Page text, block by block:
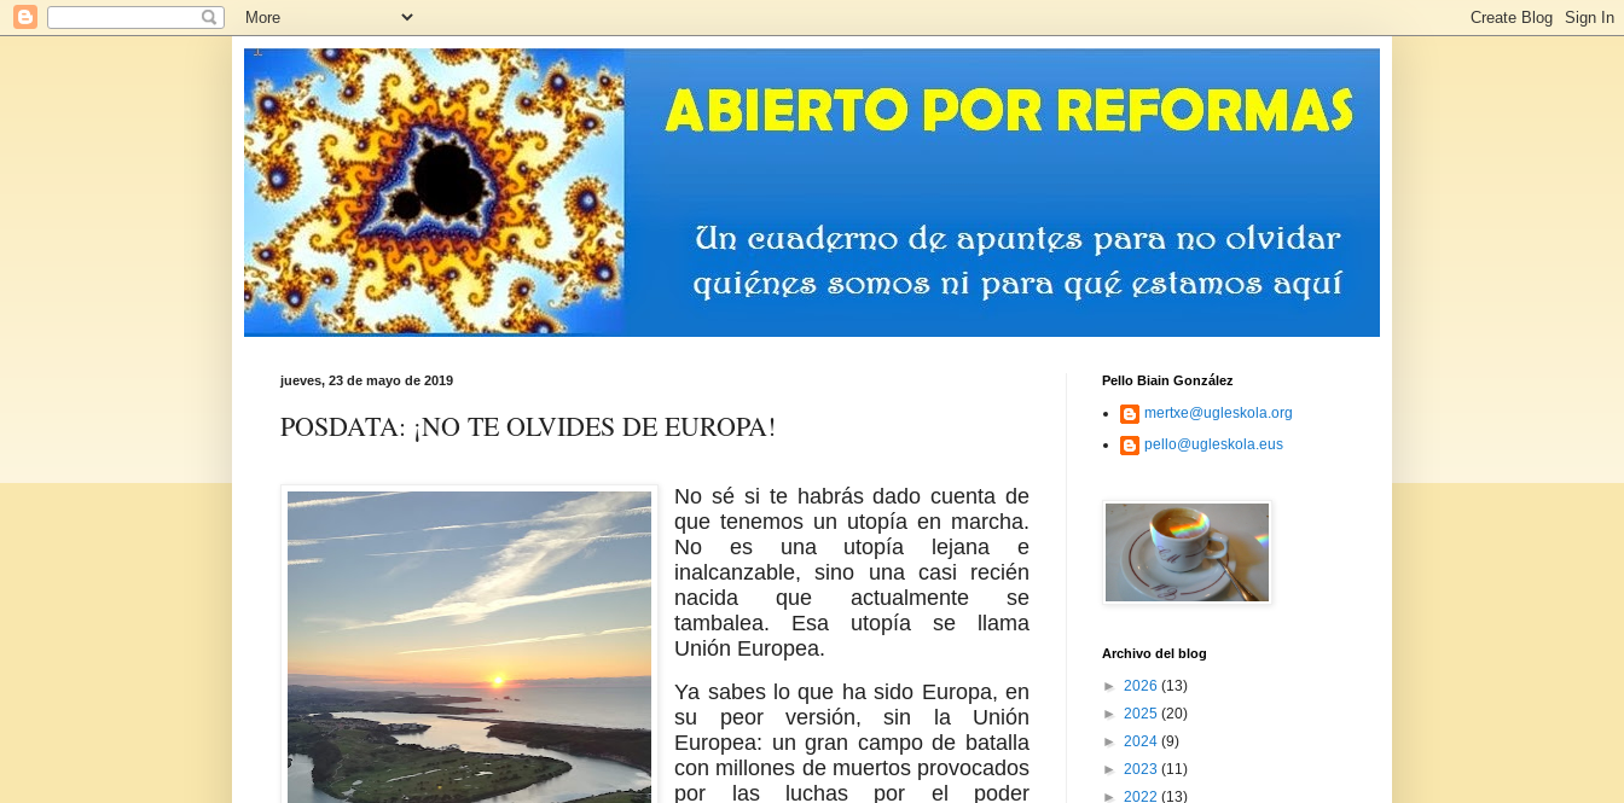
jueves, 23 de mayo de 2019
POSDATA: ¡NO TE OLVIDES DE EUROPA!
No sé si te habrás dado cuenta de
que tenemos un utopía en marcha.
No es una utopía lejana e
inalcanzable, sino una casi recién
nacida que actualmente se
tambalea. Esa utopía se llama
Unión Europea.
Ya sabes lo que ha sido Europa, en
su peor versión, sin la Unión
Europea: un gran campo de batalla
con millones de muertos provocados
por las luchas por el poder
Pello Biain González
mertxe@ugleskola.org
pello@ugleskola.eus
Archivo del blog
► 2026 (13)
► 2025 (20)
► 2024 (9)
► 2023 (11)
► 2022 (13)